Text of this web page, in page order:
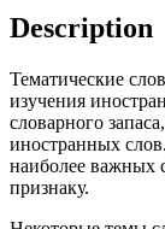
Description
Тематические
изучения
словарного
иностранных
наиболее важных
признаку.